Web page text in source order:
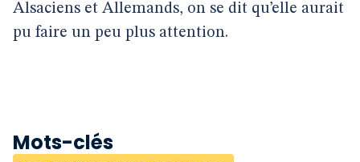
Alsaciens et Allemands, on se dit qu’elle aurait
pu faire un peu plus attention.
Mots-clés